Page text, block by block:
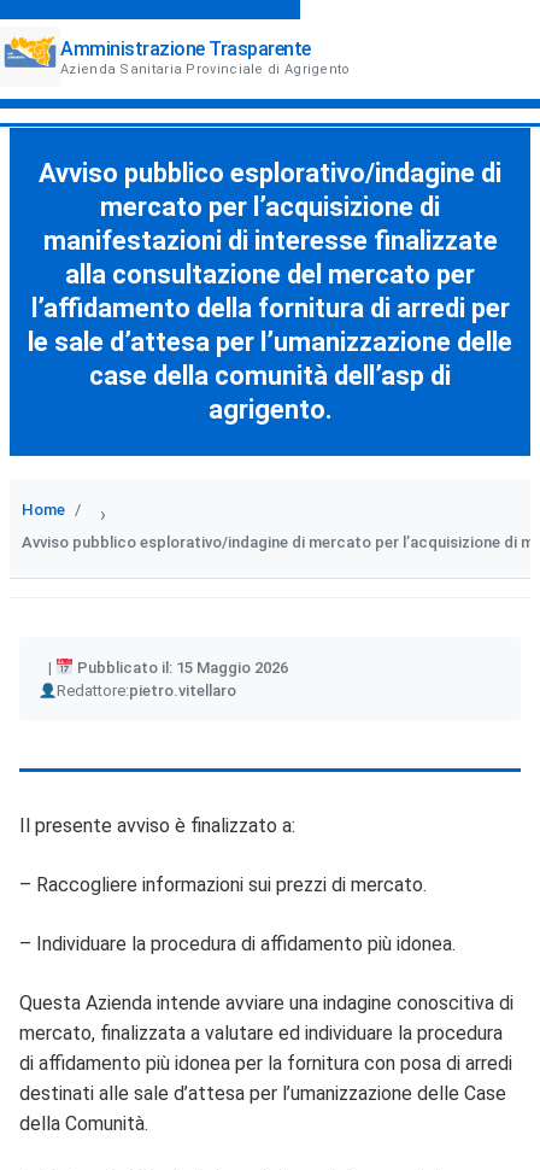
Amministrazione Trasparente
Azienda Sanitaria Provinciale di Agrigento
Avviso pubblico esplorativo/indagine di
mercato per l’acquisizione di
manifestazioni di interesse finalizzate
alla consultazione del mercato per
l’affidamento della fornitura di arredi per
le sale d’attesa per l’umanizzazione delle
case della comunità dell’asp di
agrigento.
Home ›
Avviso pubblico esplorativo/indagine di mercato per l’acquisizione di
Pubblicato il: 15 Maggio 2026
Redattore:
Author pietro.vitellaro
Il presente avviso è finalizzato a:
– Raccogliere informazioni sui prezzi di mercato.
– Individuare la procedura di affidamento più idonea.
Questa Azienda intende avviare una indagine conoscitiva di
mercato, finalizzata a valutare ed individuare la procedura
di affidamento più idonea per la fornitura con posa di arredi
destinati alle sale d’attesa per l’umanizzazione delle Case
della Comunità.